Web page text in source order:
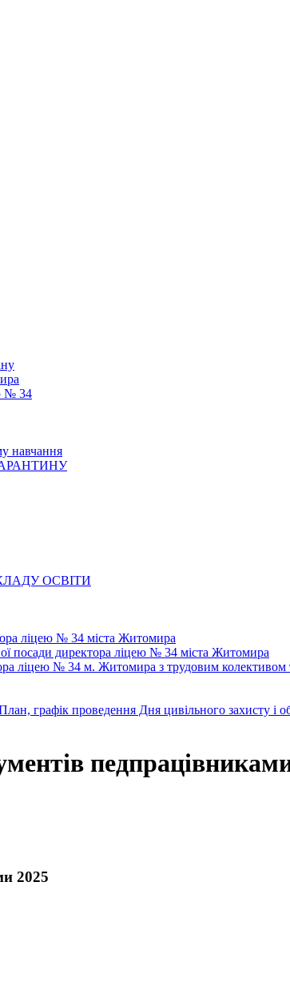
№ 34
навчання
ОСВІТИ
ліцею № 34 міста Житомира
посади директора ліцею № 34 міста Житомира
ліцею № 34 м. Житомира з трудовим колективом
графік проведення Дня цивільного захисту і
2025